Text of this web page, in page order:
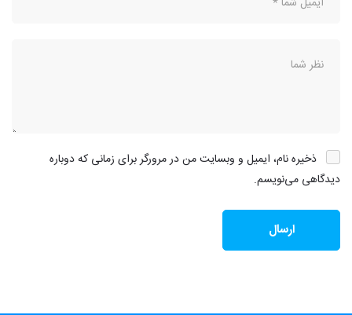
ذخیره نام، ایمیل و وبسایت من در مرورگر برای زمانی که دوباره
دیدگاهی می‌نویسم.